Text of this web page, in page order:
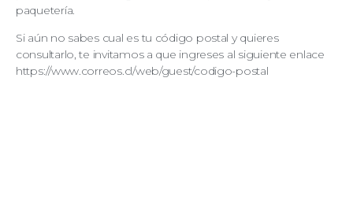
paquetería.
Si aún no sabes cual es tu código postal y quieres
consultarlo, te invitamos a que ingreses al siguiente enlace
https://www.correos.cl/web/guest/codigo-postal